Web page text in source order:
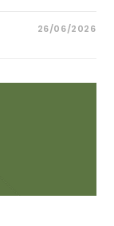
26/06/2026